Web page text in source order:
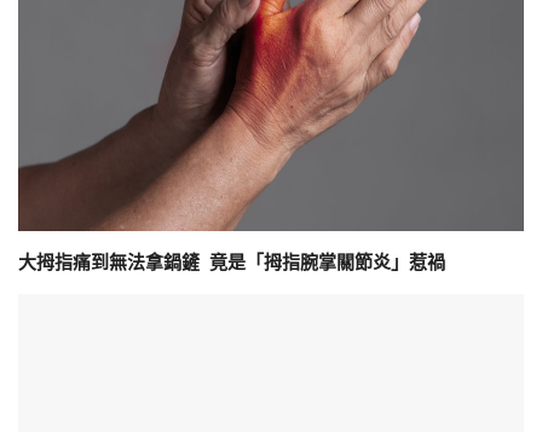
大拇指痛到無法拿鍋鏟 竟是「拇指腕掌關節炎」惹禍